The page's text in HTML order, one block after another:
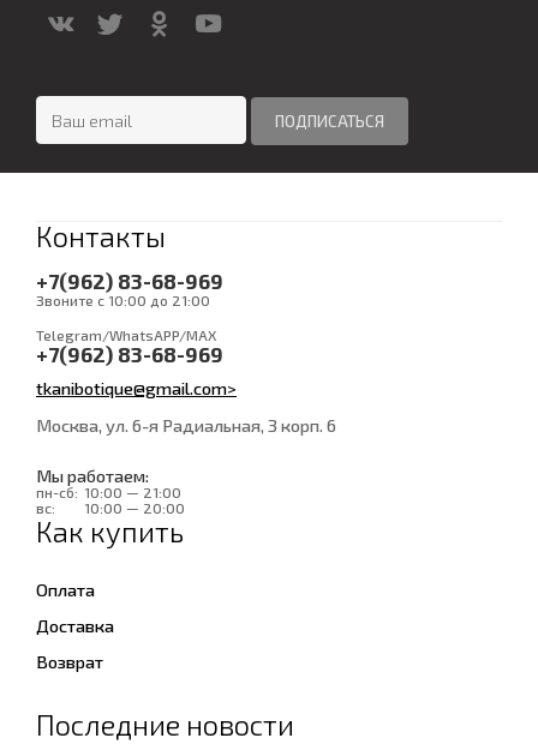
Контакты
+7(962) 83-68-969
Звоните с 10:00 до 21:00
Telegram/WhatsAPP/MAX
+7(962) 83-68-969
tkanibotique@gmail.com>
Москва, ул. 6-я Радиальная, 3 корп. 6
Мы работаем:
пн-сб: 10:00 — 21:00
вс:
10:00 — 20:00
Как купить
Оплата
Доставка
Возврат
Последние новости